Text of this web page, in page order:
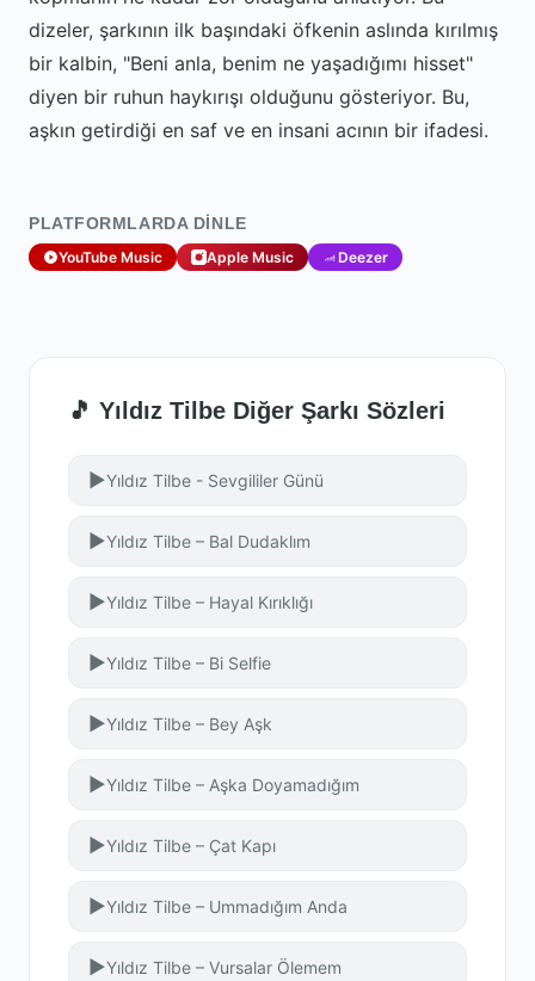
dizeler, şarkının ilk başındaki öfkenin aslında kırılmış
bir kalbin, "Beni anla, benim ne yaşadığımı hisset"
diyen bir ruhun haykırışı olduğunu gösteriyor. Bu,
aşkın getirdiği en saf ve en insani acının bir ifadesi.
PLATFORMLARDA DINLE
YouTube Music Apple Music Deezer
🎵 Yıldız Tilbe Diğer Şarkı Sözleri
▶Yıldız Tilbe - Sevgililer Günü
▶Yıldız Tilbe – Bal Dudaklım
▶Yıldız Tilbe – Hayal Kırıklığı
▶Yıldız Tilbe – Bi Selfie
▶Yıldız Tilbe – Bey Aşk
▶Yıldız Tilbe – Aşka Doyamadığım
▶Yıldız Tilbe – Çat Kapı
▶Yıldız Tilbe – Ummadığım Anda
▶Yıldız Tilbe – Vursalar Ölemem